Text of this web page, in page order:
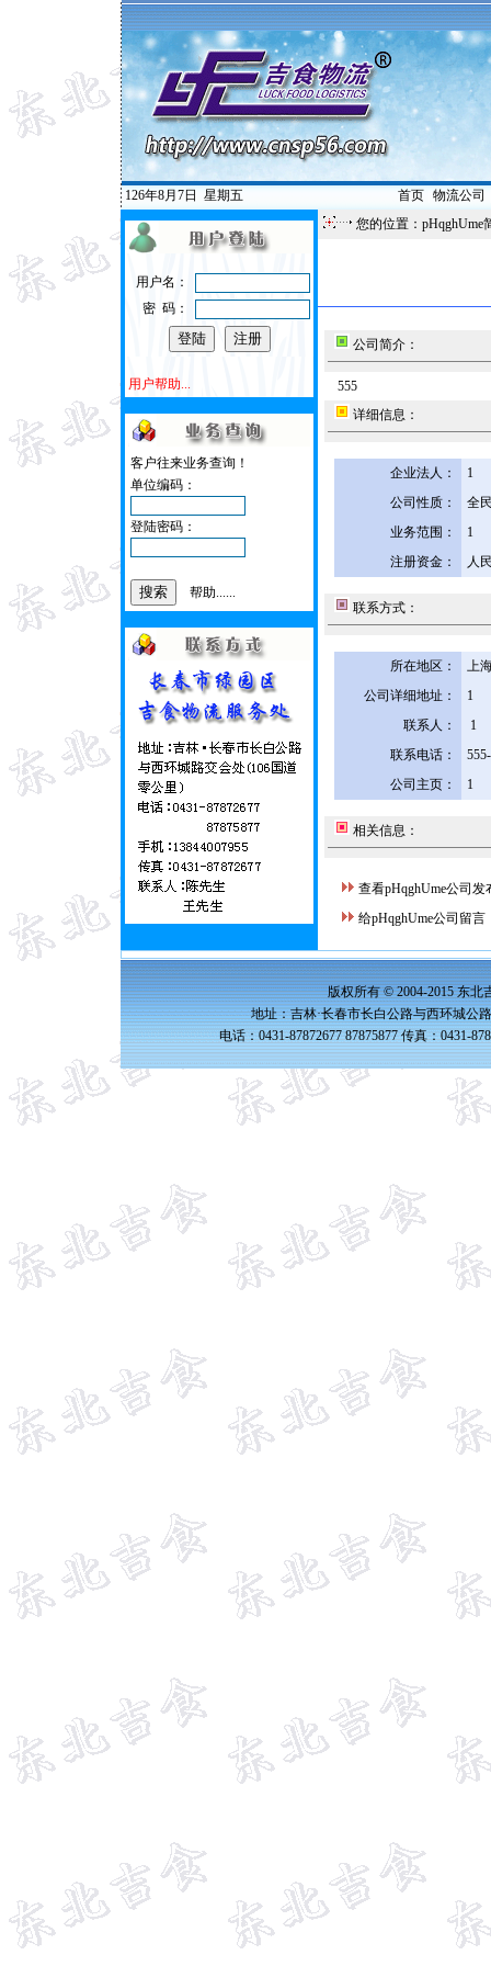
126年8月7日 星期五 首页| 物流公司
用户名：
密 码：
用户帮助...
客户往来业务查询！
单位编码：
登陆密码：
帮助......
您的位置：pHqghUme
公司简介：
555
详细信息：
企业法人：
1
公司性质：
全
业务范围：
1
注册资金：
人
联系方式：
所在地区：
上
公司详细地址：
1
联系人：
1
联系电话：
公司主页：
1
相关信息：
查看pHqghUme公司发
给pHqghUme公司留言
版权所有 © 2004-2015 东北
地址：吉林·长春市长白公路与西环城公
电话：0431-87872677 87875877 传真：0431-